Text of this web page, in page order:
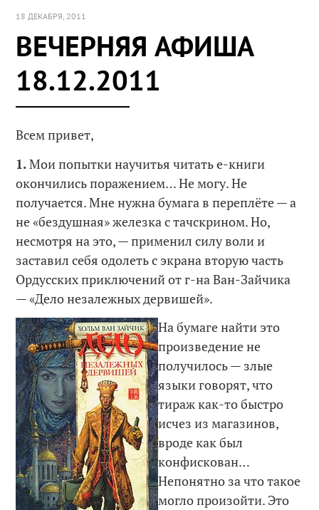
18 ДЕКАБРЯ, 2011
ВЕЧЕРНЯЯ АФИША
18.12.2011
Всем привет,
1.Мои попытки научитья читать е-книги
окончились поражением… Не могу. Не
получается. Мне нужна бумага в переплёте — а
не «бездушная» железка с тачскрином. Но,
несмотря на это, — применил силу воли и
заставил себя одолеть с экрана вторую часть
Ордусских приключений от г-на Ван-Зайчика
— «Дело незалежных дервишей».
На бумаге найти это
произведение не
получилось — злые
языки говорят, что
тираж как-то быстро
исчез из магазинов,
вроде как был
конфискован…
Непонятно за что такое
могло произойти. Это